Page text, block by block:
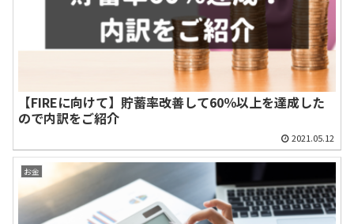
【FIREに向けて】貯蓄率改善して60％以上を達成した
ので内訳をご紹介
2021.05.12
お金